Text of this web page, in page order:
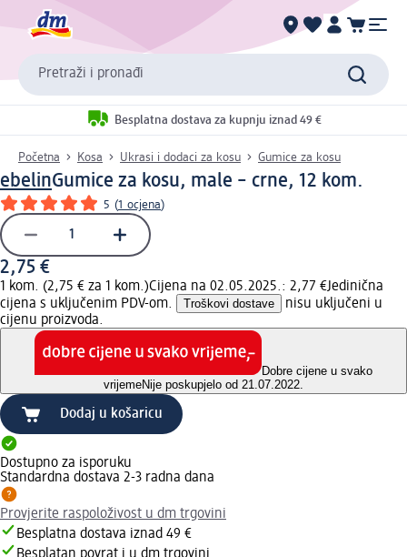
Pretraži i pronađi
Besplatna dostava za kupnju iznad 49 €
Početna Kosa Ukrasi i dodaci za kosu Gumice za kosu
ebelinGumice za kosu, male – crne, 12 kom.
5 (1 ocjena)
2,75 €
1 kom. (2,75 € za 1 kom.)Cijena na 02.05.2025.: 2,77 €Jedinična
cijena s uključenim PDV-om.
Troškovi dostave
nisu uključeni u
cijenu proizvoda.
Dobre cijene u svako
vrijemeNije poskupjelo od 21.07.2022.
Dodaj u košaricu
Dostupno za isporuku
Standardna dostava 2-3 radna dana
Provjerite raspoloživost u dm trgovini
Besplatna dostava iznad 49 €